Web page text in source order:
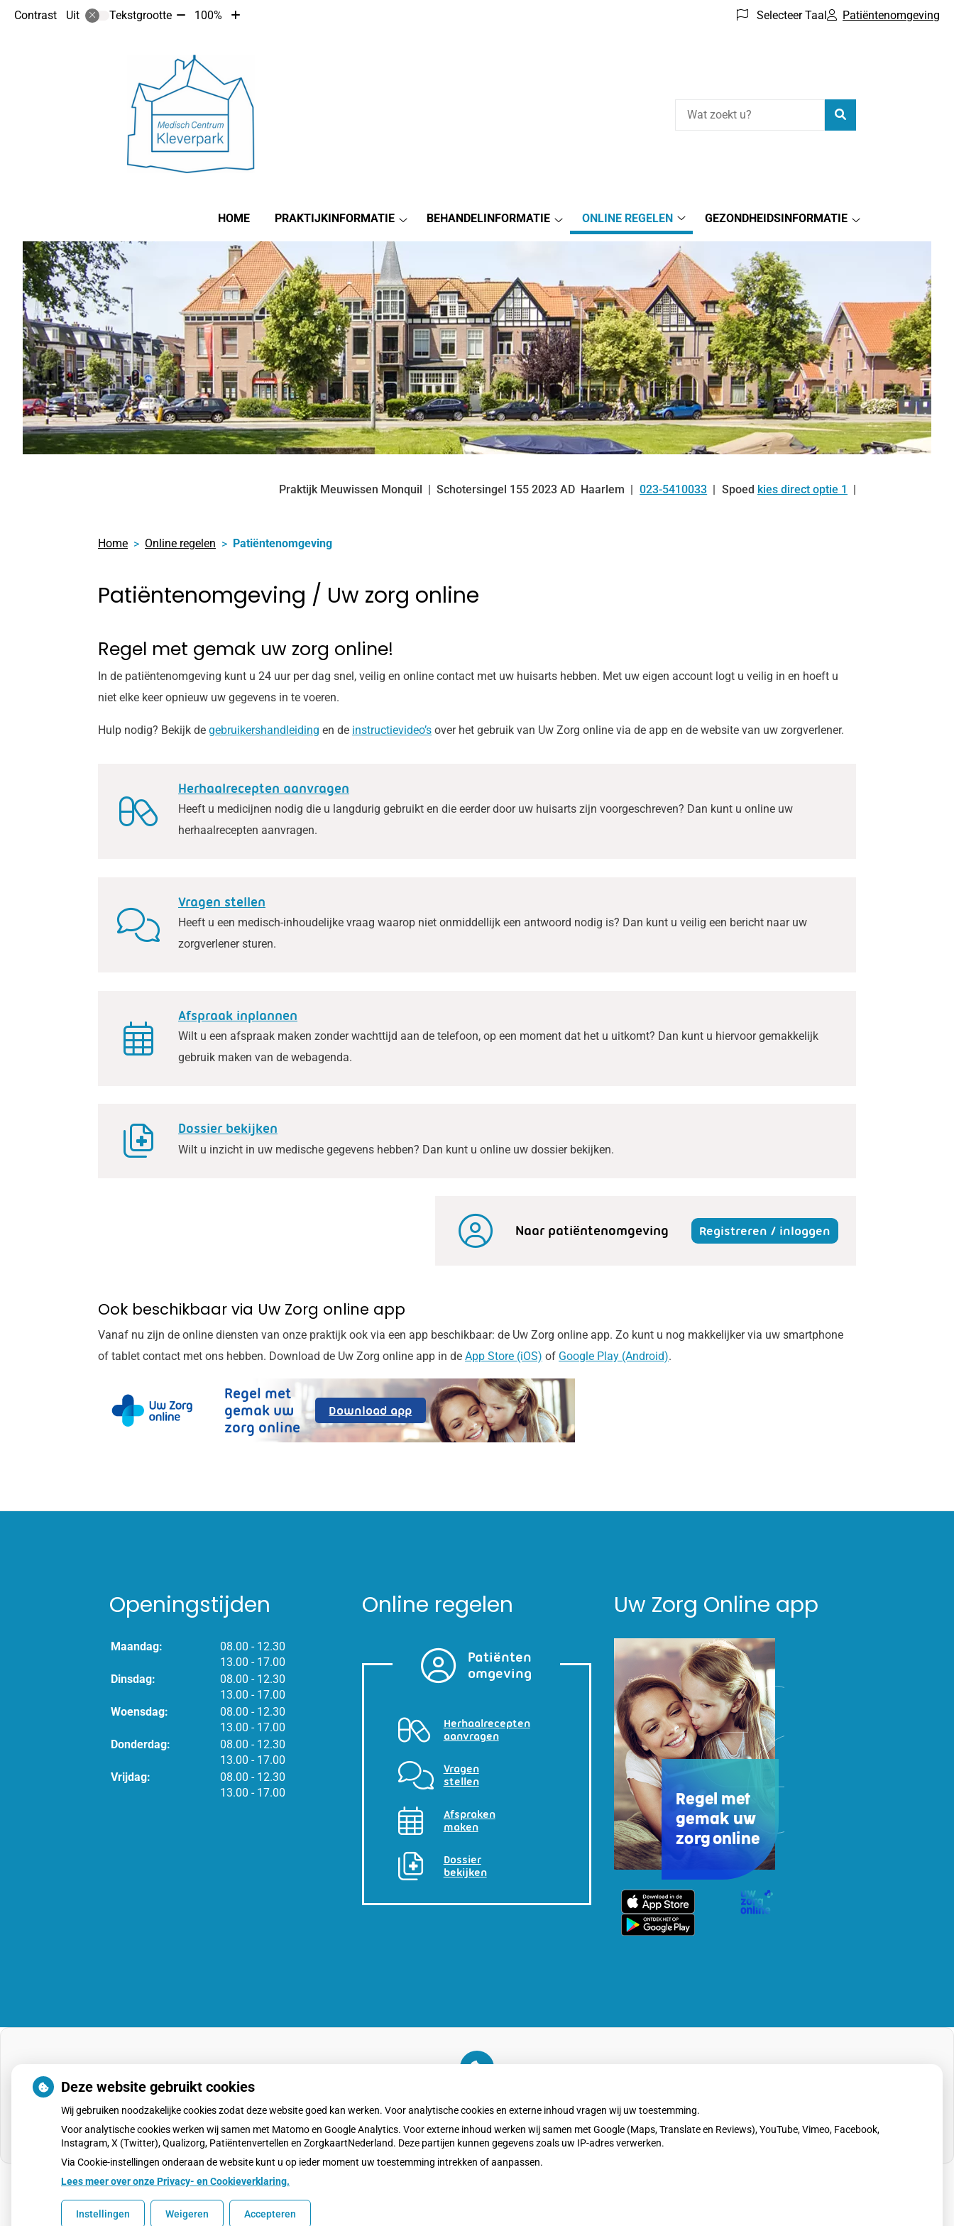
Contrast Uit Tekstgrootte Tekst
10%
100%
Tekst
Selecteer Taal Patiëntenomgeving
HOME
PRAKTIJKINFORMATIE
BEHANDELINFORMATIE
Behandelinformatie
ONLINE REGELEN
Online
regelen
submenu
GEZONDHEIDSINFORMATIE
Praktijk Meuwissen Monquil Schotersingel 155 2023 AD Haarlem Tel:
023-5410033 Spoed kies direct optie 1
Home Online regelen Patiëntenomgeving
Patiëntenomgeving / Uw zorg online
Regel met gemak uw zorg online!
In de patiëntenomgeving kunt u 24 uur per dag snel, veilig en online contact met uw huisarts hebben. Met uw eigen account logt u veilig in en hoeft u
niet elke keer opnieuw uw gegevens in te voeren.
Hulp nodig? Bekijk de gebruikershandleiding en de instructievideo’s over het gebruik van Uw Zorg online via de app en de website van uw zorgverlener.
Herhaalrecepten aanvragen
Heeft u medicijnen nodig die u langdurig gebruikt en die eerder door uw huisarts zijn voorgeschreven? Dan kunt u online uw
herhaalrecepten aanvragen.
Vragen stellen
Heeft u een medisch-inhoudelijke vraag waarop niet onmiddellijk een antwoord nodig is? Dan kunt u veilig een bericht naar uw
zorgverlener sturen.
Afspraak inplannen
Wilt u een afspraak maken zonder wachttijd aan de telefoon, op een moment dat het u uitkomt? Dan kunt u hiervoor gemakkelijk
gebruik maken van de webagenda.
Dossier bekijken
Wilt u inzicht in uw medische gegevens hebben? Dan kunt u online uw dossier bekijken.
Naar patiëntenomgeving Registreren / inloggen
Ook beschikbaar via Uw Zorg online app
Vanaf nu zijn de online diensten van onze praktijk ook via een app beschikbaar: de Uw Zorg online app. Zo kunt u nog makkelijker via uw smartphone
of tablet contact met ons hebben. Download de Uw Zorg online app in de App Store (iOS) of Google Play (Android).
Regel met
gemak uw
zorg online
Download appUw
Zorg
Online
Openingstijden
Maandag: 08.00 tot
- 12.30
13.00 tot
- 17.00
Dinsdag:
08.00 tot
- 12.30
13.00 tot
- 17.00
Woensdag:
08.00 tot
- 12.30
13.00 tot
- 17.00
Donderdag:
08.00 tot
- 12.30
13.00 tot
- 17.00
Vrijdag:
08.00 tot
- 12.30
13.00 tot
- 17.00
Online regelen
Patiënten
omgeving
Herhaalrecepten
aanvragen
Vragen
stellen
Afspraken
maken
Dossier
bekijken
Uw Zorg Online app
Uw
Zorg
Online
Regel met
gemak uw
zorg online
externe inhoud
die nodig is om dit te zien.
Cookie-instellingen wijzigen
Uw Zorg Online|Beheer
Deze website gebruikt cookies
Wij gebruiken noodzakelijke cookies zodat deze website goed kan werken. Voor analytische cookies en externe inhoud vragen wij uw toestemming.
Voor analytische cookies werken wij samen met Matomo en Google Analytics. Voor externe inhoud werken wij samen met Google (Maps, Translate en Reviews), YouTube, Vimeo, Facebook,
Instagram, X (Twitter), Qualizorg, Patiëntenvertellen en ZorgkaartNederland. Deze partijen kunnen gegevens zoals uw IP-adres verwerken.
Via Cookie-instellingen onderaan de website kunt u op ieder moment uw toestemming intrekken of aanpassen.
Lees meer over onze Privacy- en Cookieverklaring.
Instellingen Weigeren Accepteren